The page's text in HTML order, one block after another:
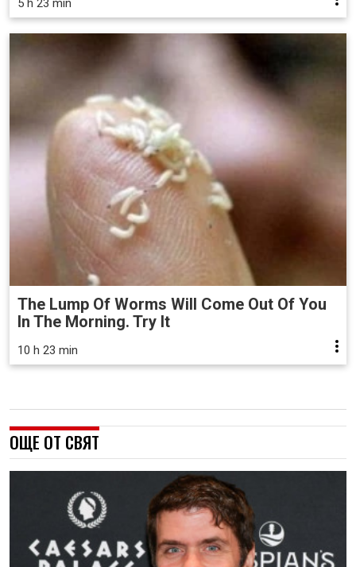
5 h 23 min
The Lump Of Worms Will Come Out Of You
In The Morning. Try It
10 h 23 min
ОЩЕ ОТ СВЯТ